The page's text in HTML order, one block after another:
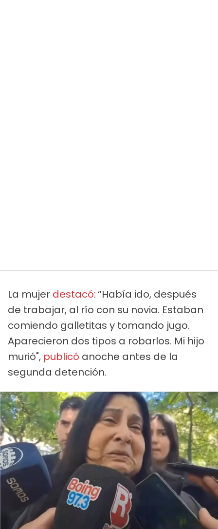
La mujer destacó:“Había ido, después
de trabajar, al río con su novia. Estaban
comiendo galletitas y tomando jugo.
Aparecieron dos tipos a robarlos. Mi hijo
murió", publicó anoche antes de la
segunda detención.